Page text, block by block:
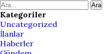
Ara
Kategoriler
Uncategorized
İlanlar
Haberler